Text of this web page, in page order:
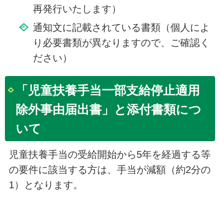
再発行いたします）
通知文に記載されている書類（個人によ
り必要書類が異なりますので、ご確認く
ださい）
「児童扶養手当一部支給停止適用
除外事由届出書」と添付書類につ
いて
児童扶養手当の受給開始から5年を経過する等
の要件に該当する方は、手当が減額（約2分の
1）となります。